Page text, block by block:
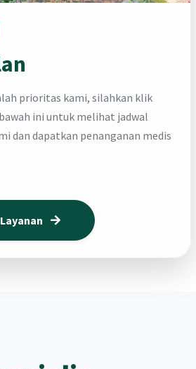
prioritas kami, silahkan klik
ini untuk melihat jadwal
dan dapatkan penanganan medis